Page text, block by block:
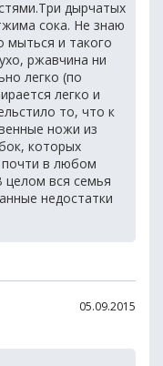
дырчатых
сока. Не знаю
мыться и такого
ржавчина ни
легко (по
легко и
то, что к
ножи из
которых
в любом
целом вся семья
недостатки
05.09.2015